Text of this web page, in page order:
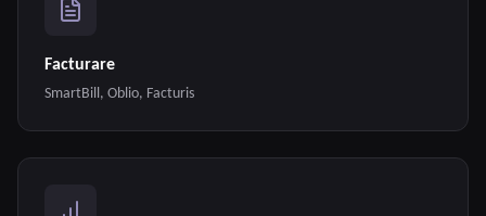
Facturare
SmartBill, Oblio, Facturis